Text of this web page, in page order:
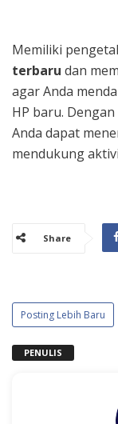
Memiliki
terbaru dan
agar Anda
HP baru.
Anda dapat
mendukung
Share
Posting Lebih Baru
PENULIS